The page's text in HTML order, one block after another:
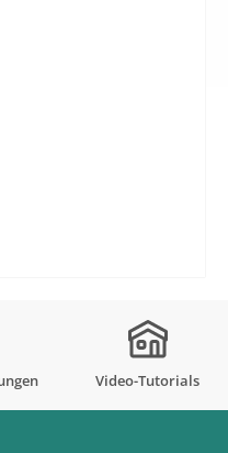
Video-Tutorials